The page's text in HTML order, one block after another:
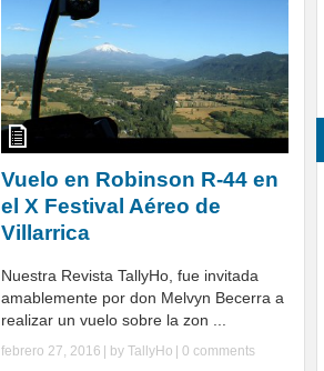
Vuelo en Robinson R-44 en
el X Festival Aéreo de
Villarrica
Nuestra Revista TallyHo, fue invitada
amablemente por don Melvyn Becerra a
realizar un vuelo sobre la zon ...
febrero 27, 2016 | by TallyHo 0 comments